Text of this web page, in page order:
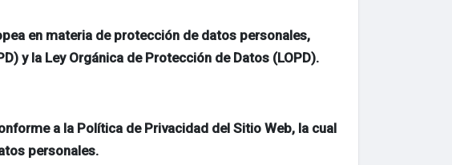
en materia de protección de datos personales,
y la Ley Orgánica de Protección de Datos (LOPD).
a la Política de Privacidad del Sitio Web, la cual
personales.